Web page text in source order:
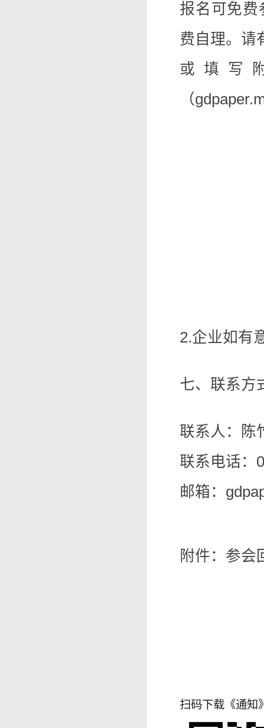
报名可免费
费自理。请
或填写
（
2.企业如有
七、联系方
联系人：
联系电话：
邮箱：
附件：参会
扫码下载《通知